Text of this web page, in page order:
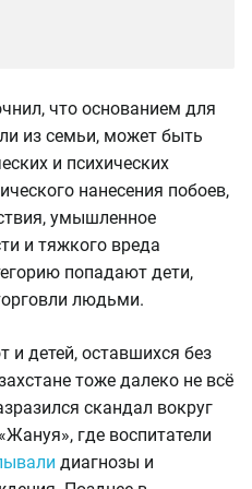
что основанием для
из семьи, может быть
и психических
нанесения побоев,
умышленное
и тяжкого вреда
попадают дети,
людьми.
и детей, оставшихся без
тоже далеко не всё
скандал вокруг
где воспитатели
диагнозы и